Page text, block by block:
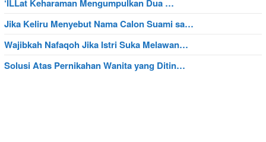
‘ILLat Keharaman Mengumpulkan Dua …
Jika Keliru Menyebut Nama Calon Suami sa…
Wajibkah Nafaqoh Jika Istri Suka Melawan…
Solusi Atas Pernikahan Wanita yang Ditin…